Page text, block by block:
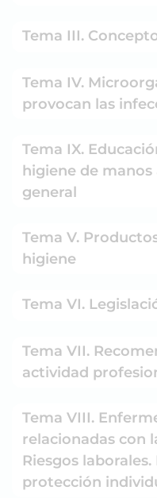
Tema III.
Tema IV.
provocan las
Tema IX.
higiene de
general
Tema V.
higiene
Tema VI.
Tema VII.
actividad
Tema VIII.
relacionadas con
Riesgos
protección